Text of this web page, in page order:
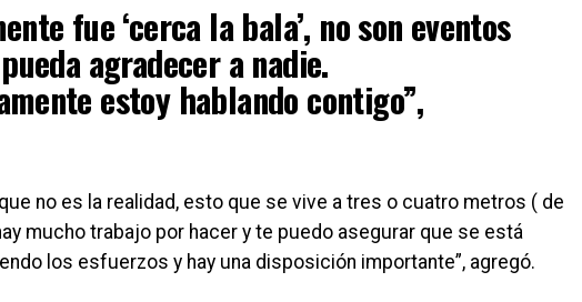
fue ‘cerca la bala’, no son eventos
agradecer a nadie.
estoy hablando contigo”,
no es la realidad, esto que se vive a tres o cuatro metros ( de
mucho trabajo por hacer y te puedo asegurar que se está
los esfuerzos y hay una disposición importante”, agregó.